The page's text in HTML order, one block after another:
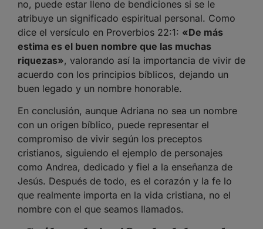
no, puede estar lleno de bendiciones si se le
atribuye un significado espiritual personal. Como
dice el versículo en Proverbios 22:1: «De más
estima es el buen nombre que las muchas
riquezas», valorando así la importancia de vivir de
acuerdo con los principios bíblicos, dejando un
buen legado y un nombre honorable.
En conclusión, aunque Adriana no sea un nombre
con un origen bíblico, puede representar el
compromiso de vivir según los preceptos
cristianos, siguiendo el ejemplo de personajes
como Andrea, dedicado y fiel a la enseñanza de
Jesús. Después de todo, es el corazón y la fe lo
que realmente importa en la vida cristiana, no el
nombre con el que seamos llamados.